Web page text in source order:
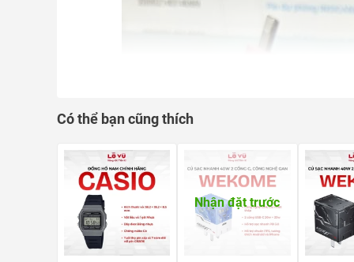
Có thể bạn cũng thích
Nhận đặt trước